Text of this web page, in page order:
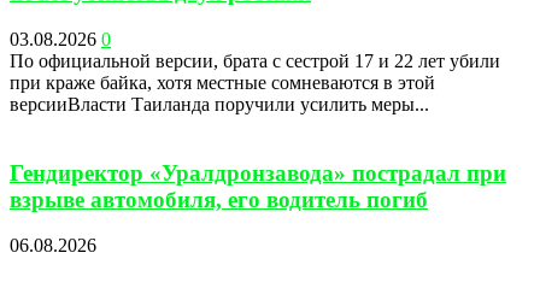
03.08.2026 0
По официальной версии, брата с сестрой 17 и 22 лет убили
при краже байка, хотя местные сомневаются в этой
версииВласти Таиланда поручили усилить меры...
Гендиректор «Уралдронзавода» пострадал при
взрыве автомобиля, его водитель погиб
06.08.2026